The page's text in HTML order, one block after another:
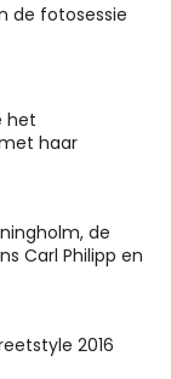
de fotosessie
het
haar
de
Carl Philipp en
2016